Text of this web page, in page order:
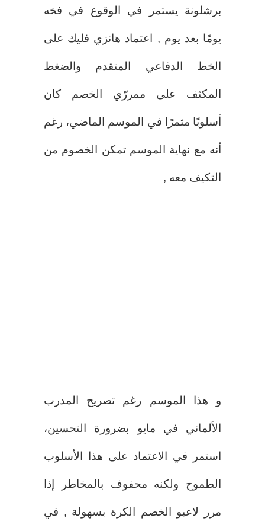
برشلونة يستمر في الوقوع في فخه
يومًا بعد يوم , اعتماد هانزي فليك على
الخط الدفاعي المتقدم والضغط
المكثف على ممررّي الخصم كان
أسلوبًا مثمرًا في الموسم الماضي، رغم
أنه مع نهاية الموسم تمكن الخصوم من
التكيف معه ,
و هذا الموسم رغم تصريح المدرب
الألماني في مايو بضرورة التحسين،
استمر في الاعتماد على هذا الأسلوب
الطموح ولكنه محفوف بالمخاطر إذا
مرر لاعبو الخصم الكرة بسهولة , في